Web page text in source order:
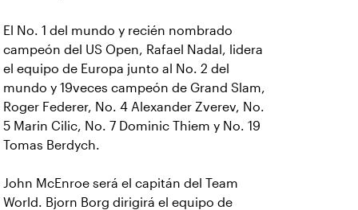
El No. 1 del mundo y recién nombrado
campeón del US Open, Rafael Nadal, lidera
el equipo de Europa junto al No. 2 del
mundo y 19veces campeón de Grand Slam,
Roger Federer, No. 4 Alexander Zverev, No.
5 Marin Cilic, No. 7 Dominic Thiem y No. 19
Tomas Berdych.
John McEnroe será el capitán del Team
World. Bjorn Borg dirigirá el equipo de